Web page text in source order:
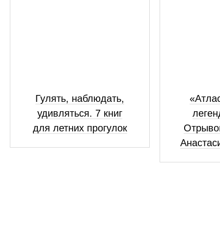
Гулять, наблюдать,
удивляться. 7 книг
для летних прогулок